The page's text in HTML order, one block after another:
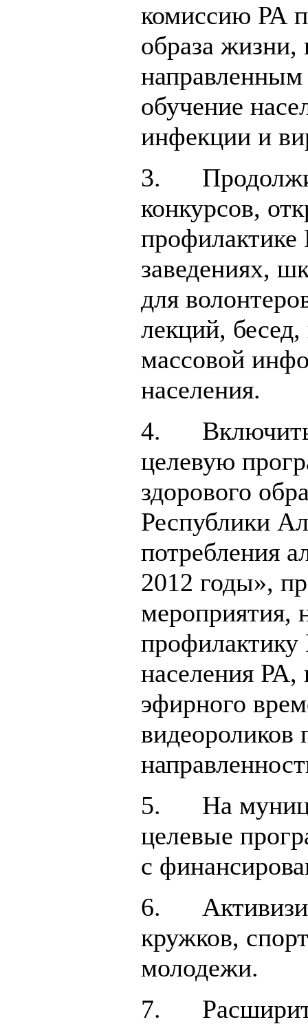
комиссию РА
образа
обучение
инфекции и
3.
конкурсов,
заведениях,
для
лекций,
массовой
населения.
4. Включить
целевую
здорового
Республики
потребления
2012 годы»,
мероприятия,
населения РА,
эфирного
видеороликов
5. На
целевые
с
6.
кружков,
молодежи.
7. Расширить